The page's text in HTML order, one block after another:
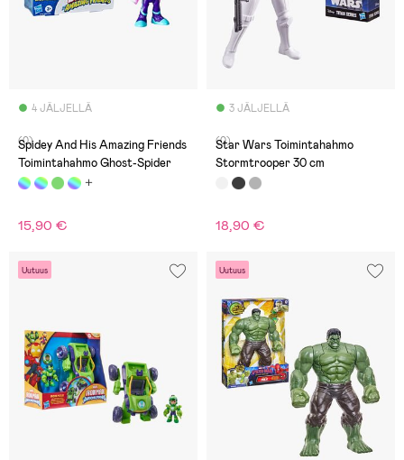
4 JÄLJELLÄ
(0)
Spidey And His Amazing Friends
Toimintahahmo Ghost-Spider
15,90 €
3 JÄLJELLÄ
(0)
Star Wars Toimintahahmo
Stormtrooper 30 cm
18,90 €
Uutuus Uutuus